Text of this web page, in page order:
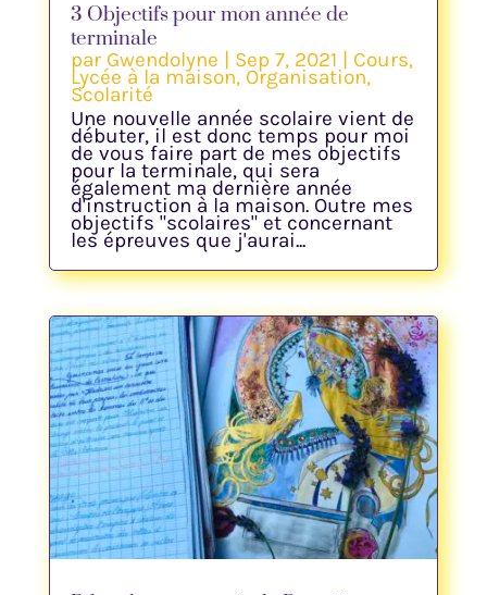
3 Objectifs pour mon année de
terminale
par Gwendolyne Sep 7, 2021 Cours,
Lycée à la maison, Organisation,
Scolarité
Une nouvelle année scolaire vient de
débuter, il est donc temps pour moi
de vous faire part de mes objectifs
pour la terminale, qui sera
également ma dernière année
d'instruction à la maison. Outre mes
objectifs "scolaires" et concernant
les épreuves que j'aurai...